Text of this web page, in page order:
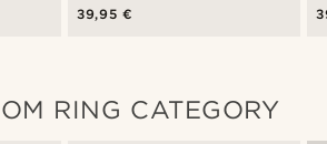
39,95 €
RING CATEGORY